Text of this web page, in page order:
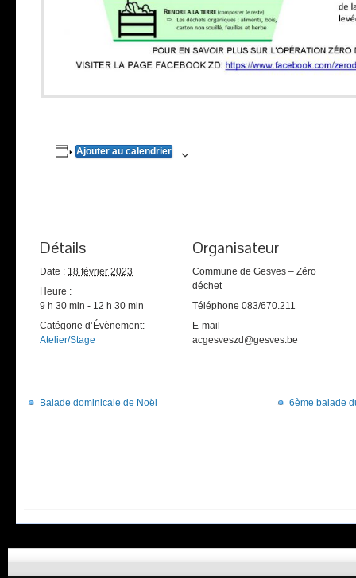
Ajouter au calendrier
Détails
Date : 18 février 2023
Heure :
9 h 30 min - 12 h 30 min
Catégorie d’Évènement:
Atelier/Stage
Organisateur
Commune de Gesves – Zéro
déchet
Téléphone 083/670.211
E-mail
acgesveszd@gesves.be
Balade dominicale de Noël 6ème balade